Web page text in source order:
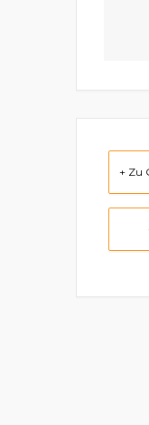
+ Zu